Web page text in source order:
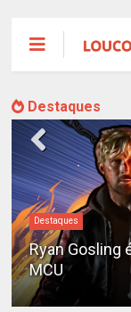
Destaques
Destaques
Ryan Gosling
MCU